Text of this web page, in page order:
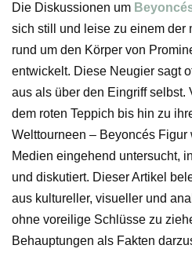
Die Diskussionen um
sich still und leise zu einem der
rund um den Körper von
entwickelt. Diese Neugier sagt
aus als über den Eingriff selbst.
dem roten Teppich bis hin zu
Welttourneen – Beyoncés
Medien eingehend untersucht,
und diskutiert. Dieser Artikel
aus kultureller, visueller und
ohne voreilige Schlüsse zu
Behauptungen als Fakten